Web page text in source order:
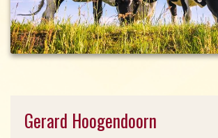
Gerard Hoogendoorn